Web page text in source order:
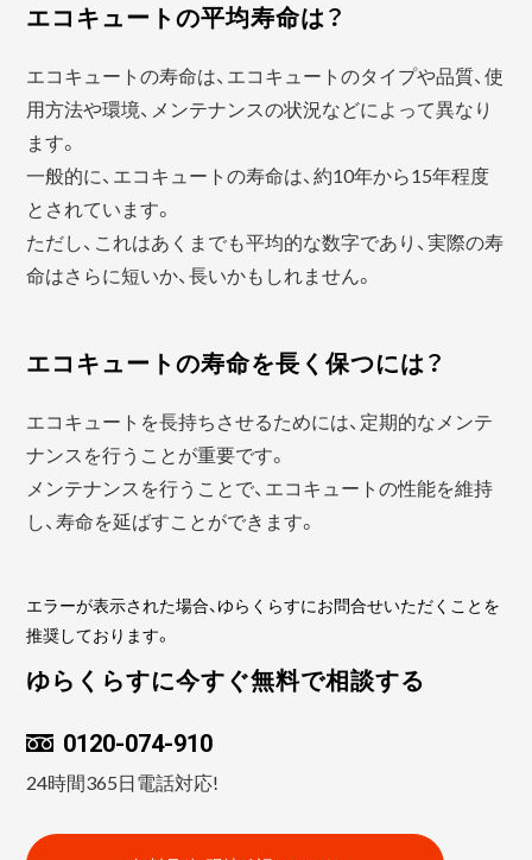
エコキュートの平均寿命は？
エコキュートの寿命は、エコキュートのタイプや品質、使
用方法や環境、メンテナンスの状況などによって異なり
ます。
一般的に、エコキュートの寿命は、約10年から15年程度
とされています。
ただし、これはあくまでも平均的な数字であり、実際の寿
命はさらに短いか、長いかもしれません。
エコキュートの寿命を長く保つには？
エコキュートを長持ちさせるためには、定期的なメンテ
ナンスを行うことが重要です。
メンテナンスを行うことで、エコキュートの性能を維持
し、寿命を延ばすことができます。
エラーが表示された場合、ゆらくらすにお問合せいただくことを
推奨しております。
ゆらくらすに今すぐ無料で相談する
0120-074-910
24時間365日電話対応!